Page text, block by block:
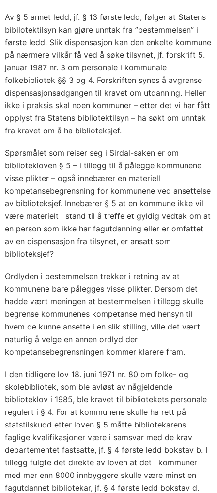
Av § 5 annet ledd, jf. § 13 første ledd, følger at Statens
bibilotektilsyn kan gjøre unntak fra ”bestemmelsen” i
første ledd. Slik dispensasjon kan den enkelte kommune
på nærmere vilkår få ved å søke tilsynet, jf. forskrift 5.
januar 1987 nr. 3 om personale i kommunale
folkebibliotek §§ 3 og 4. Forskriften synes å avgrense
dispensasjonsadgangen til kravet om utdanning. Heller
ikke i praksis skal noen kommuner – etter det vi har fått
opplyst fra Statens bibliotektilsyn – ha søkt om unntak
fra kravet om å ha biblioteksjef.
Spørsmålet som reiser seg i Sirdal-saken er om
bibliotekloven § 5 – i tillegg til å pålegge kommunene
visse plikter – også innebærer en materiell
kompetansebegrensning for kommunene ved ansettelse
av biblioteksjef. Innebærer § 5 at en kommune ikke vil
være materielt i stand til å treffe et gyldig vedtak om at
en person som ikke har fagutdanning eller er omfattet
av en dispensasjon fra tilsynet, er ansatt som
biblioteksjef?
Ordlyden i bestemmelsen trekker i retning av at
kommunene bare pålegges visse plikter. Dersom det
hadde vært meningen at bestemmelsen i tillegg skulle
begrense kommunenes kompetanse med hensyn til
hvem de kunne ansette i en slik stilling, ville det vært
naturlig å velge en annen ordlyd der
kompetansebegrensningen kommer klarere fram.
I den tidligere lov 18. juni 1971 nr. 80 om folke- og
skolebibliotek, som ble avløst av någjeldende
biblioteklov i 1985, ble kravet til bibliotekets personale
regulert i § 4. For at kommunene skulle ha rett på
statstilskudd etter loven § 5 måtte bibliotekarens
faglige kvalifikasjoner være i samsvar med de krav
departementet fastsatte, jf. § 4 første ledd bokstav b. I
tillegg fulgte det direkte av loven at det i kommuner
med mer enn 8000 innbyggere skulle være minst en
fagutdannet bibliotekar, jf. § 4 første ledd bokstav d.